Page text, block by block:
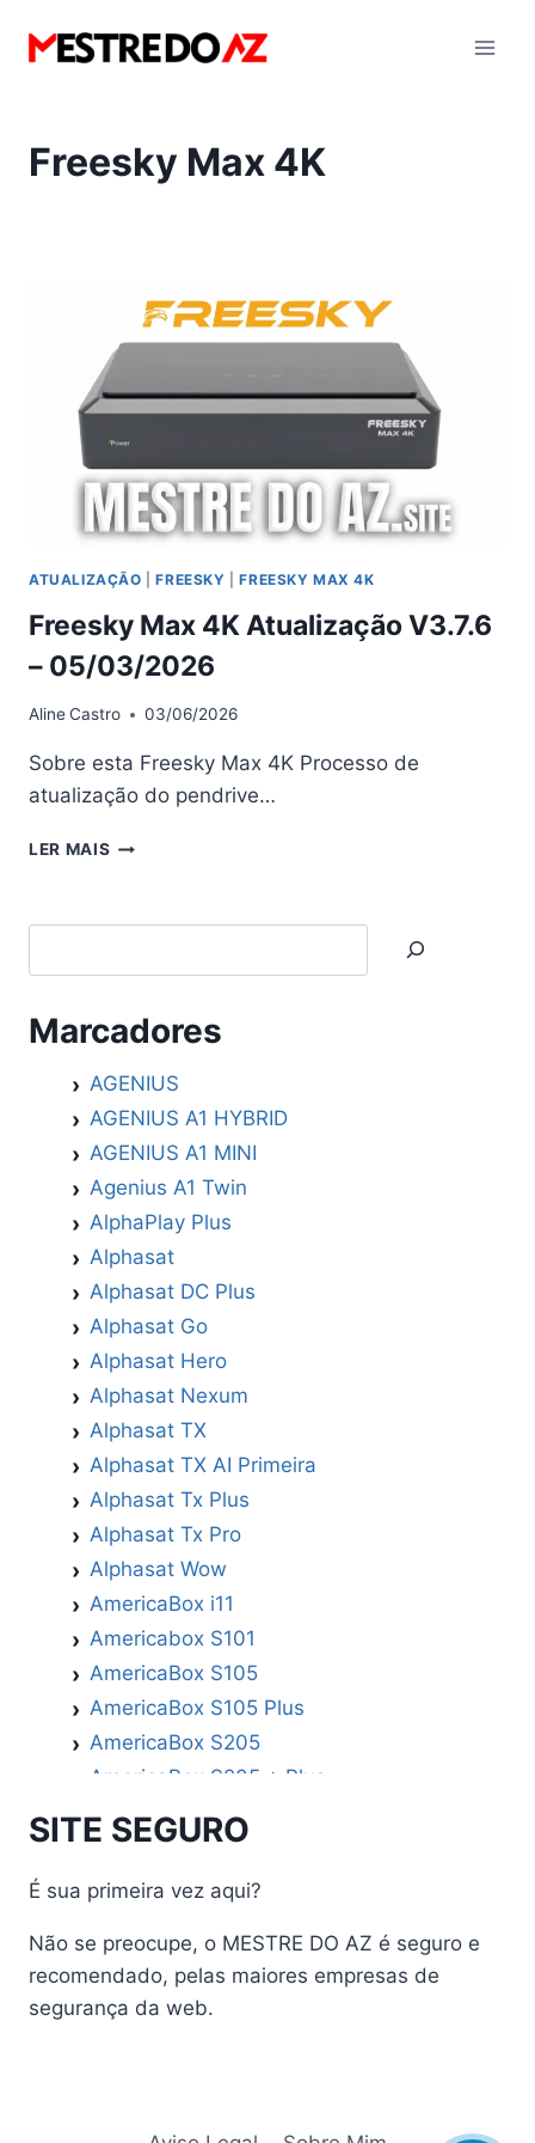
para
Freesky Max 4K
ATUALIZAÇÃO |FREESKY |FREESKY MAX 4K
Freesky Max 4K Atualização V3.7.6
– 05/03/2026
AlineCastro 03/06/2026
Sobre esta Freesky Max 4K Processo de
atualização do pendrive…
LER MAIS FREESKY
Marcadores
AGENIUS
AGENIUS A1 HYBRID
AGENIUS A1 MINI
Agenius A1 Twin
AlphaPlay Plus
Alphasat
Alphasat DC Plus
Alphasat Go
Alphasat Hero
Alphasat Nexum
Alphasat TX
Alphasat TX AI Primeira
Alphasat Tx Plus
Alphasat Tx Pro
Alphasat Wow
AmericaBox i11
Americabox S101
AmericaBox S105
AmericaBox S105 Plus
AmericaBox S205
AmericaBox S205 + Plus
AmericaBox S305 GX
AmericaBox S305 Plus
AmericaBox S705
Athomics
Athomics Active Express Primeira
Athomics Eon UHD
SITE SEGURO
É sua primeira vez aqui?
Não se preocupe, o MESTRE DO AZ é seguro e
recomendado, pelas maiores empresas de
segurança da web.